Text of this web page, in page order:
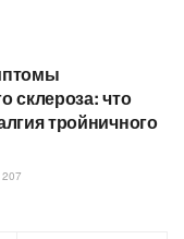
склероза: что
тройничного
207